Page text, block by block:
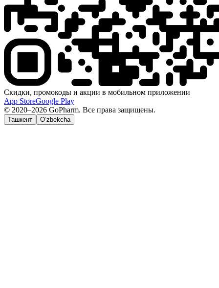
Скидки, промокоды и акции в мобильном приложении
App StoreGoogle Play
© 2020–2026 GoPharm. Все права защищены.
Ташкент O‘zbekcha